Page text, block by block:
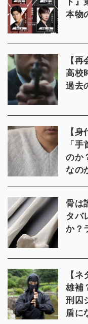
本物
【
高校
過去
【
「
のか
なの
骨は
タバ
か？
【
雄補
刑囚
盾に